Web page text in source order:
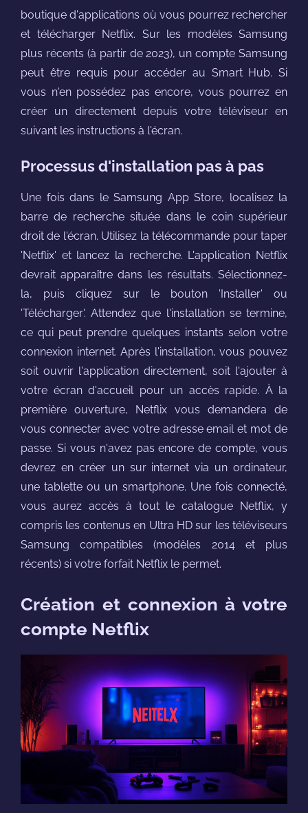
boutique d'applications où vous pourrez rechercher
et télécharger Netflix. Sur les modèles Samsung
plus récents (à partir de 2023), un compte Samsung
peut être requis pour accéder au Smart Hub. Si
vous n'en possédez pas encore, vous pourrez en
créer un directement depuis votre téléviseur en
suivant les instructions à l'écran.
Processus d'installation pas à pas
Une fois dans le Samsung App Store, localisez la
barre de recherche située dans le coin supérieur
droit de l'écran. Utilisez la télécommande pour taper
'Netflix' et lancez la recherche. L'application Netflix
devrait apparaître dans les résultats. Sélectionnez-
la, puis cliquez sur le bouton 'Installer' ou
'Télécharger'. Attendez que l'installation se termine,
ce qui peut prendre quelques instants selon votre
connexion internet. Après l'installation, vous pouvez
soit ouvrir l'application directement, soit l'ajouter à
votre écran d'accueil pour un accès rapide. À la
première ouverture, Netflix vous demandera de
vous connecter avec votre adresse email et mot de
passe. Si vous n'avez pas encore de compte, vous
devrez en créer un sur internet via un ordinateur,
une tablette ou un smartphone. Une fois connecté,
vous aurez accès à tout le catalogue Netflix, y
compris les contenus en Ultra HD sur les téléviseurs
Samsung compatibles (modèles 2014 et plus
récents) si votre forfait Netflix le permet.
Création et connexion à votre
compte Netflix